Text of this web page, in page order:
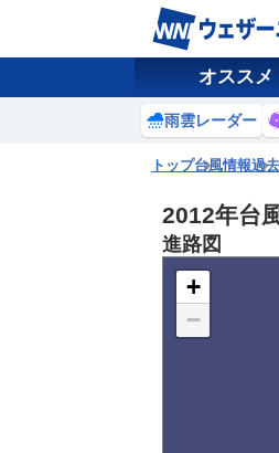
オススメ
雨雲レーダー
トップ台風情報過
2012年台
進路図
+
−